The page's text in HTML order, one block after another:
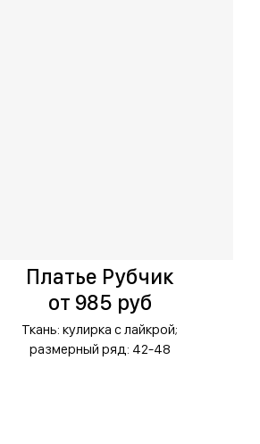
Платье Рубчик
от 985 руб
Ткань: кулирка с лайкрой;
размерный ряд: 42-48